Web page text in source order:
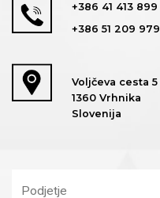
+386 41 413 899
+386 51 209 979
Voljčeva cesta 5
1360 Vrhnika
Slovenija